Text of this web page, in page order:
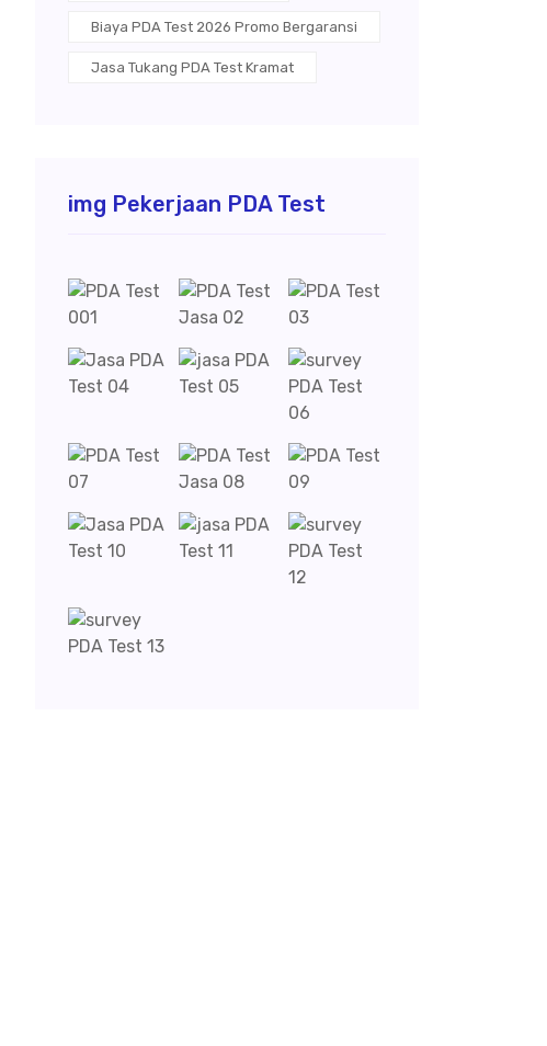
Biaya PDA Test 2026 Promo Bergaransi
Jasa Tukang PDA Test Kramat
img Pekerjaan PDA Test